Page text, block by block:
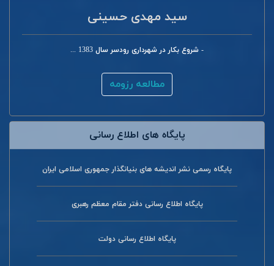
سید مهدی حسینی
- شروع بکار در شهرداری رودسر سال 1383 ...
مطالعه رزومه
پایگاه های اطلاع رسانی
پایگاه رسمی نشر اندیشه های بنیانگذار جمهوری اسلامی ایران
پایگاه اطلاع رسانی دفتر مقام معظم رهبری
پایگاه اطلاع رسانی دولت